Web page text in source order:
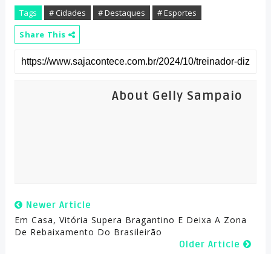
Tags # Cidades # Destaques
# Esportes
Share This
About Gelly Sampaio
Newer Article
Em Casa, Vitória Supera Bragantino E Deixa A Zona
De Rebaixamento Do Brasileirão
Older Article